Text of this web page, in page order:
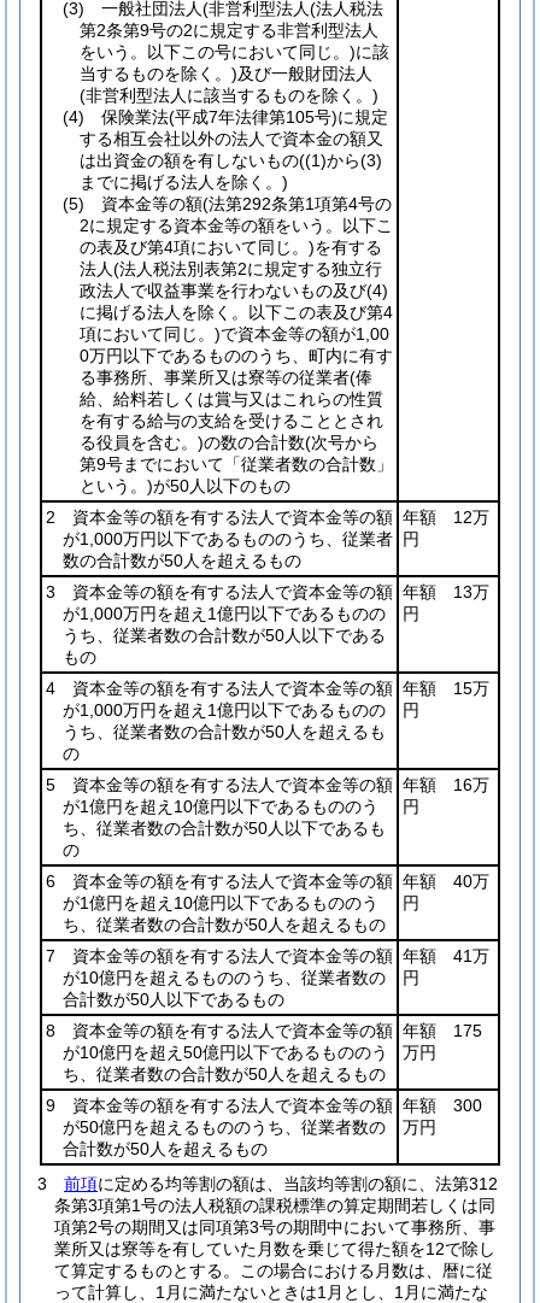
(3) 一般社団法人(非営利型法人(法人税法
第2条第9号の2に規定する非営利型法人
をいう。以下この号において同じ。)に該
当するものを除く。)及び一般財団法人
(非営利型法人に該当するものを除く。)
(4) 保険業法(平成7年法律第105号)に規定
する相互会社以外の法人で資本金の額又
は出資金の額を有しないもの((1)から(3)
までに掲げる法人を除く。)
(5) 資本金等の額(法第292条第1項第4号の
2に規定する資本金等の額をいう。以下こ
の表及び第4項において同じ。)を有する
法人(法人税法別表第2に規定する独立行
政法人で収益事業を行わないもの及び(4)
に掲げる法人を除く。以下この表及び第4
項において同じ。)で資本金等の額が1,00
0万円以下であるもののうち、町内に有す
る事務所、事業所又は寮等の従業者(俸
給、給料若しくは賞与又はこれらの性質
を有する給与の支給を受けることとされ
る役員を含む。)の数の合計数(次号から
第9号までにおいて「従業者数の合計数」
という。)が50人以下のもの
2 資本金等の額を有する法人で資本金等の額
が1,000万円以下であるもののうち、従業者
数の合計数が50人を超えるもの
年額 12万
円
3 資本金等の額を有する法人で資本金等の額
が1,000万円を超え1億円以下であるものの
うち、従業者数の合計数が50人以下である
もの
年額 13万
円
4 資本金等の額を有する法人で資本金等の額
が1,000万円を超え1億円以下であるものの
うち、従業者数の合計数が50人を超えるも
の
年額 15万
円
5 資本金等の額を有する法人で資本金等の額
が1億円を超え10億円以下であるもののう
ち、従業者数の合計数が50人以下であるも
の
年額 16万
円
6 資本金等の額を有する法人で資本金等の額
が1億円を超え10億円以下であるもののう
ち、従業者数の合計数が50人を超えるもの
年額 40万
円
7 資本金等の額を有する法人で資本金等の額
が10億円を超えるもののうち、従業者数の
合計数が50人以下であるもの
年額 41万
円
8 資本金等の額を有する法人で資本金等の額
が10億円を超え50億円以下であるもののう
ち、従業者数の合計数が50人を超えるもの
年額 175
万円
9 資本金等の額を有する法人で資本金等の額
が50億円を超えるもののうち、従業者数の
合計数が50人を超えるもの
年額 300
万円
3 前項に定める均等割の額は、当該均等割の額に、法第312
条第3項第1号の法人税額の課税標準の算定期間若しくは同
項第2号の期間又は同項第3号の期間中において事務所、事
業所又は寮等を有していた月数を乗じて得た額を12で除し
て算定するものとする。
この場合における月数は、暦に従
って計算し、1月に満たないときは1月とし、1月に満たな